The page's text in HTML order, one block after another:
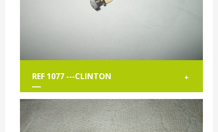
REF 1077 ---CLINTON +